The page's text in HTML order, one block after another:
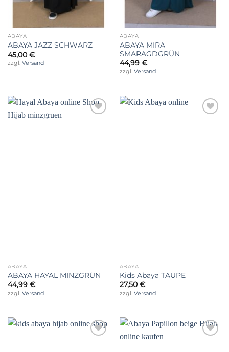
ABAYA
ABAYA JAZZ SCHWARZ
45,00 €
zzgl. Versand
ABAYA
ABAYA MIRA
SMARAGDGRÜN
44,99 €
zzgl. Versand
ABAYA
ABAYA HAYAL MINZGRÜN
44,99 €
zzgl. Versand
ABAYA
Kids Abaya TAUPE
27,50 €
zzgl. Versand